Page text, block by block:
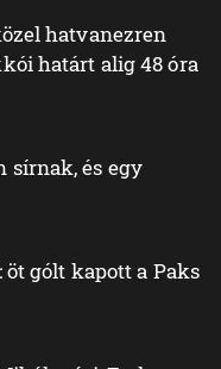
hatvanezren
határt alig 48 óra
sírnak, és egy
öt gólt kapott a Paks